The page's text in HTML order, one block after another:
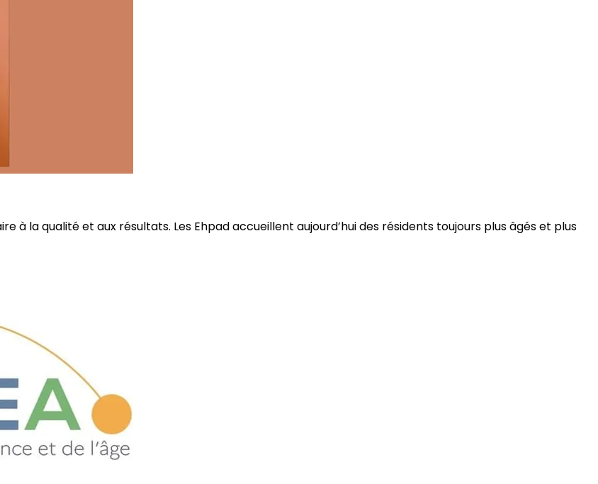
la qualité et aux résultats. Les Ehpad accueillent aujourd’hui des résidents toujours plus âgés et plus